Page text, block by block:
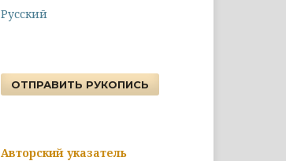
Русский
ОТПРАВИТЬ РУКОПИСЬ
Авторский указатель